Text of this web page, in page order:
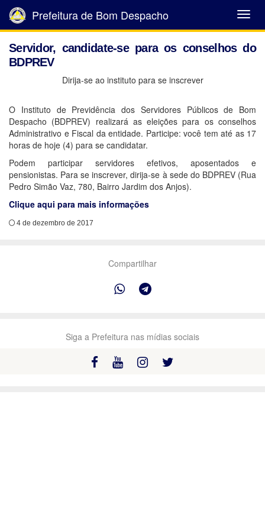
Abrir
Menu
Prefeitura de Bom Despacho
Servidor, candidate-se para os conselhos do
BDPREV
Dirija-se ao instituto para se inscrever
O Instituto de Previdência dos Servidores Públicos de Bom
Despacho (BDPREV) realizará as eleições para os conselhos
Administrativo e Fiscal da entidade. Participe: você tem até as 17
horas de hoje (4) para se candidatar.
Podem participar servidores efetivos, aposentados e
pensionistas. Para se inscrever, dirija-se à sede do BDPREV (Rua
Pedro Simão Vaz, 780, Bairro Jardim dos Anjos).
Clique aqui para mais informações
4 de dezembro de 2017
Compartilhar
Siga a Prefeitura nas mídias sociais